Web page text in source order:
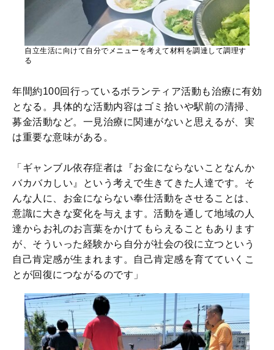
自立生活に向けて自分でメニューを考えて材料を調達して調理す
る
年間約100回行っているボランティア活動も治療に有効
となる。具体的な活動内容はゴミ拾いや駅前の清掃、
募金活動など。一見治療に関連がないと思えるが、実
は重要な意味がある。
「ギャンブル依存症者は『お金にならないことなんか
バカバカしい』という考えで生きてきた人達です。そ
んな人に、お金にならない奉仕活動をさせることは、
意識に大きな変化を与えます。活動を通して地域の人
達からお礼のお言葉をかけてもらえることもあります
が、そういった経験から自分が社会の役に立つという
自己肯定感が生まれます。自己肯定感を育てていくこ
とが回復につながるのです」